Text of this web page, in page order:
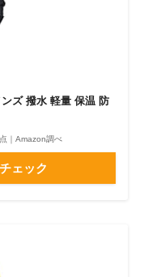
ズ 撥水 軽量 保温 防
｜Amazon調べ
ェック